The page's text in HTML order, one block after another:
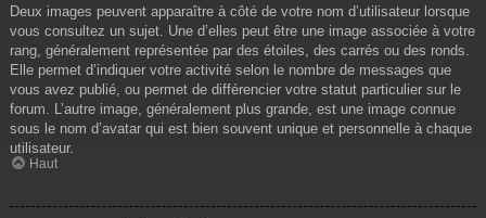
Deux images peuvent apparaître à côté de votre nom d’utilisateur lorsque
vous consultez un sujet. Une d’elles peut être une image associée à votre
rang, généralement représentée par des étoiles, des carrés ou des ronds.
Elle permet d’indiquer votre activité selon le nombre de messages que
vous avez publié, ou permet de différencier votre statut particulier sur le
forum. L’autre image, généralement plus grande, est une image connue
sous le nom d’avatar qui est bien souvent unique et personnelle à chaque
utilisateur.
Haut